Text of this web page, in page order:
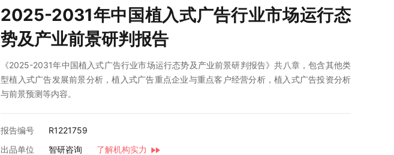
2025-2031年中国植入式广告行业市场运行态
势及产业前景研判报告
《2025-2031年中国植入式广告行业市场运行态势及产业前景研判报告》共八章，包含其他类
型植入式广告发展前景分析，植入式广告重点企业与重点客户经营分析，植入式广告投资分析
与前景预测等内容。
报告编号
R1221759
出品单位
智研咨询
了解机构实力